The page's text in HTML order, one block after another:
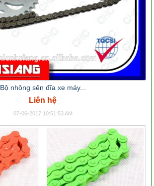
Bộ nhông sên đĩa xe máy...
Liên hệ
07-06-2017 10:51:53 AM